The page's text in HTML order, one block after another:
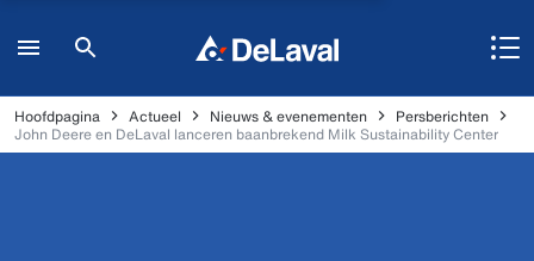
Hoofdpagina Actueel Nieuws & evenementen
Persberichten
John Deere en DeLaval lanceren baanbrekend Milk Sustainability Center